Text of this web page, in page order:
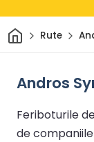
AcasăRute
Andros
Feriboturile
de